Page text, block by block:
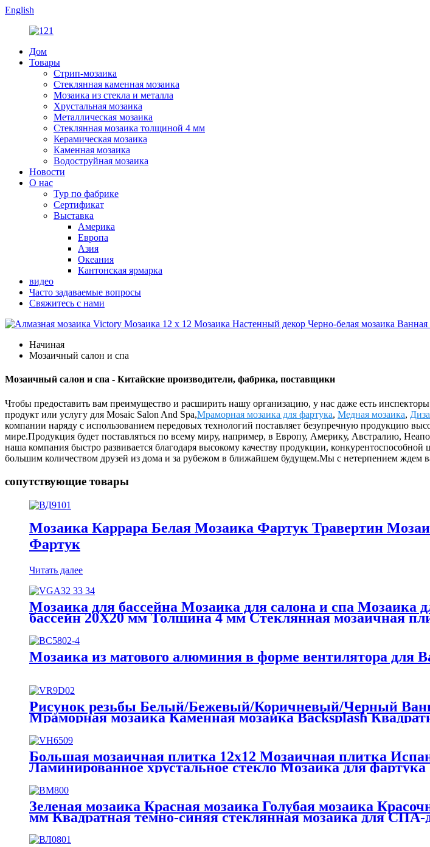
English
Дом
Товары
Стрип-мозаика
Стеклянная каменная мозаика
Мозаика из стекла и металла
Хрустальная мозаика
Металлическая мозаика
Стеклянная мозаика толщиной 4 мм
Керамическая мозаика
Каменная мозаика
Водоструйная мозаика
Новости
О нас
Тур по фабрике
Сертификат
Выставка
Америка
Европа
Азия
Океания
Кантонская ярмарка
видео
Часто задаваемые вопросы
Свяжитесь с нами
Начиная
Мозаичный салон и спа
Мозаичный салон и спа - Китайские производители, фабрика, поставщики
Чтобы предоставить вам преимущество и расширить нашу организацию, у нас даже есть
продукт или услугу для Mosaic Salon And Spa,Мраморная мозаика для фартука, Медная мозаика,
компании наряду с использованием передовых технологий поставляет безупречную продукцию
мире.Продукция будет поставляться по всему миру, например, в Европу, Америку, Австралию,
наша компания быстро развивается благодаря высокому качеству продукции,
большим количеством друзей из дома и за рубежом в ближайшем будущем.Мы с нетерпением ждем
сопутствующие товары
Мозаика Каррара Белая Мозаика Фартук Травертин
Фартук
Читать далее
Мозаика для бассейна Мозаика для салона и спа Мозаика
бассейн 20X20 мм Толщина 4 мм Стеклянная мозаичная
для бассейна Стеклянная мозаика Малый размер
для дизайна бассейна
Мозаика из матового алюминия в форме вентилятора для
Рисунок резьбы Белый/Бежевый/Коричневый/Черный
Мраморная мозаика Каменная мозаика Backsplash
Каменная мозаика Душ
Большая мозаичная плитка 12x12 Мозаичная плитка
Ламинированное хрустальное стекло Мозаика для
Зеленая мозаика Красная мозаика Голубая мозаика
мм Квадратная темно-синяя стеклянная мозаика для
хрустальные мозаики